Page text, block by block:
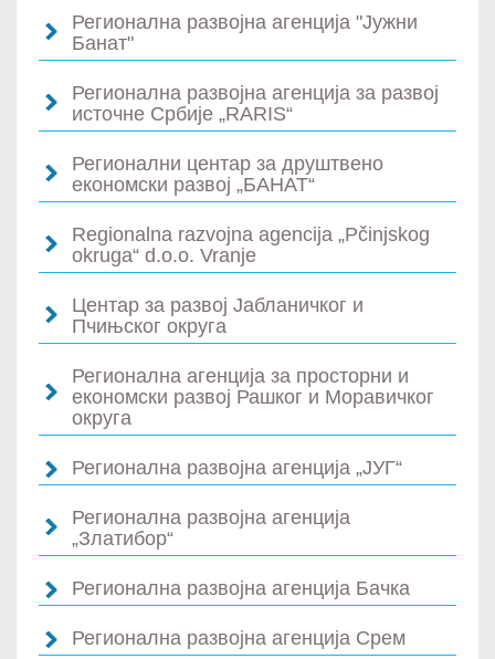
Регионална развојна агенција "Јужни
Банат"
Регионална развојна агенција за развој
источне Србије „RARIS“
Регионални центар за друштвено
економски развој „БАНАТ“
Regionalna razvojna agencija „Pčinjskog
okruga“ d.o.o. Vranje
Центар за развој Јабланичког и
Пчињског округа
Регионална агенција за просторни и
економски развој Рашког и Моравичког
округа
Регионална развојна агенција „ЈУГ“
Регионална развојна агенција
„Златибор“
Регионална развојна агенција Бачка
Регионална развојна агенција Срем